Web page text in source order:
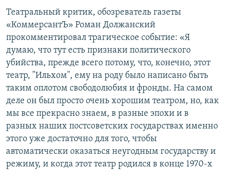
Театральный критик, обозреватель газеты
«КоммерсантЪ» Роман Должанский
прокомментировал трагическое событие: «Я
думаю, что тут есть признаки политического
убийства, прежде всего потому, что, конечно, этот
театр, "Ильхом", ему на роду было написано быть
таким оплотом свободолюбия и фронды. На самом
деле он был просто очень хорошим театром, но, как
мы все прекрасно знаем, в разные эпохи и в
разных наших постсоветских государствах именно
этого уже достаточно для того, чтобы
автоматически оказаться неугодным государству и
режиму, и когда этот театр родился в конце 1970-х